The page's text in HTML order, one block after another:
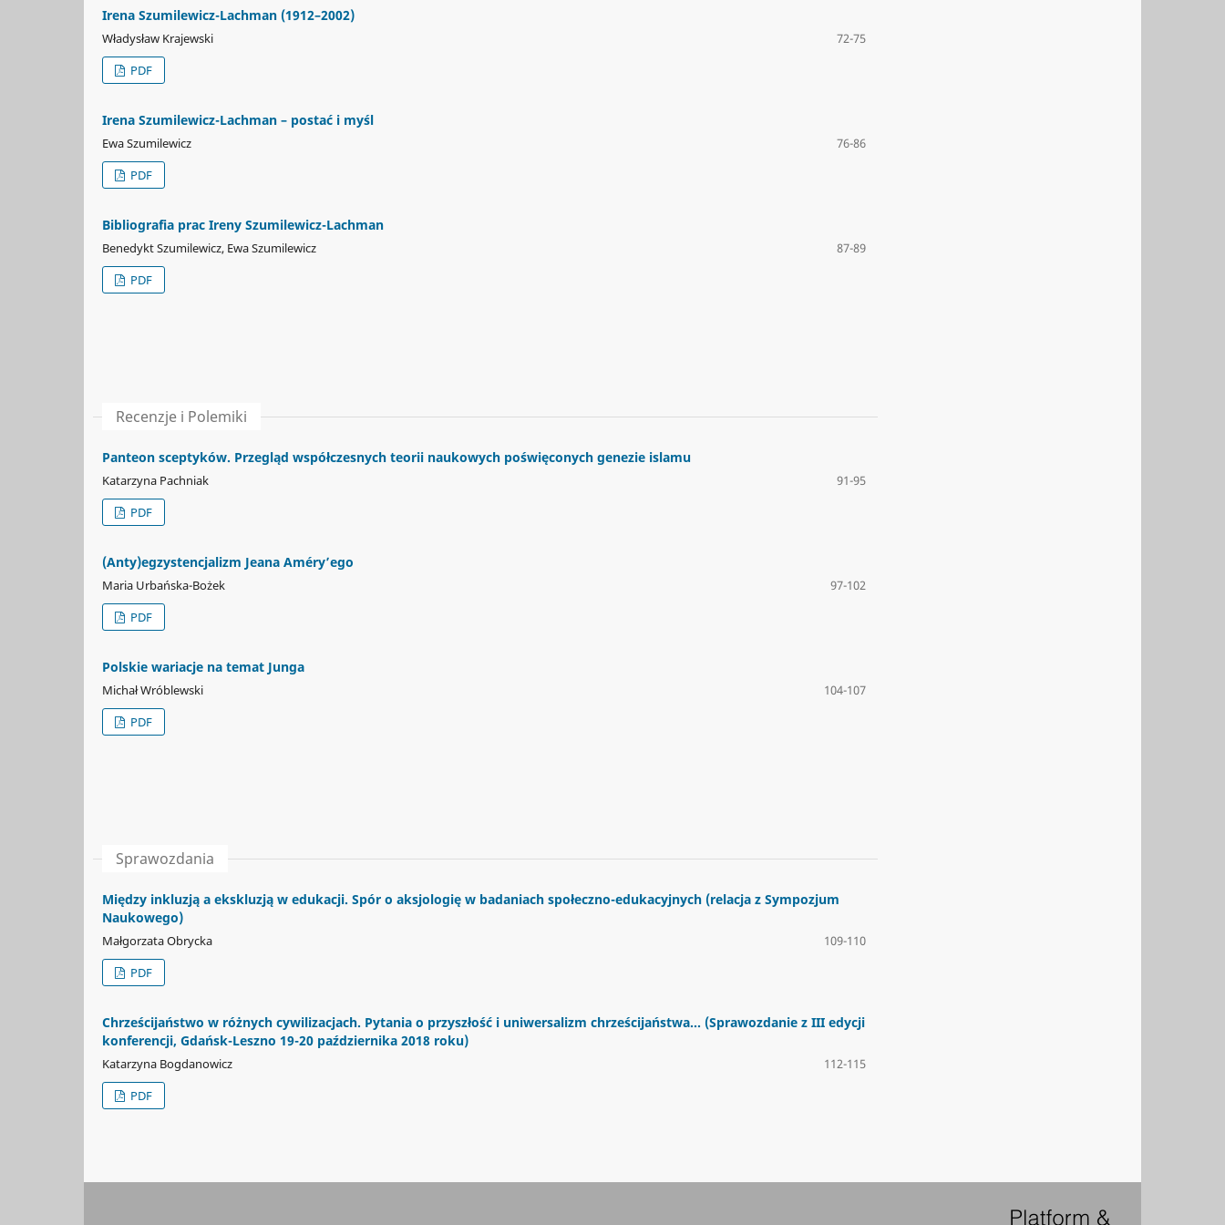
Irena Szumilewicz-Lachman (1912–2002)
Władysław Krajewski
72-75
PDF
Irena Szumilewicz-Lachman – postać i myśl
Ewa Szumilewicz
76-86
PDF
Bibliografia prac Ireny Szumilewicz-Lachman
Benedykt Szumilewicz, Ewa Szumilewicz
87-89
PDF
Recenzje i Polemiki
Panteon sceptyków. Przegląd współczesnych teorii naukowych poświęconych genezie islamu
Katarzyna Pachniak
91-95
PDF
(Anty)egzystencjalizm Jeana Améry’ego
Maria Urbańska-Bożek
97-102
PDF
Polskie wariacje na temat Junga
Michał Wróblewski
104-107
PDF
Sprawozdania
Między inkluzją a ekskluzją w edukacji. Spór o aksjologię w badaniach społeczno-edukacyjnych (relacja z Sympozjum
Naukowego)
Małgorzata Obrycka
109-110
PDF
Chrześcijaństwo w różnych cywilizacjach. Pytania o przyszłość i uniwersalizm chrześcijaństwa... (Sprawozdanie z III edycji
konferencji, Gdańsk-Leszno 19-20 października 2018 roku)
Katarzyna Bogdanowicz
112-115
PDF